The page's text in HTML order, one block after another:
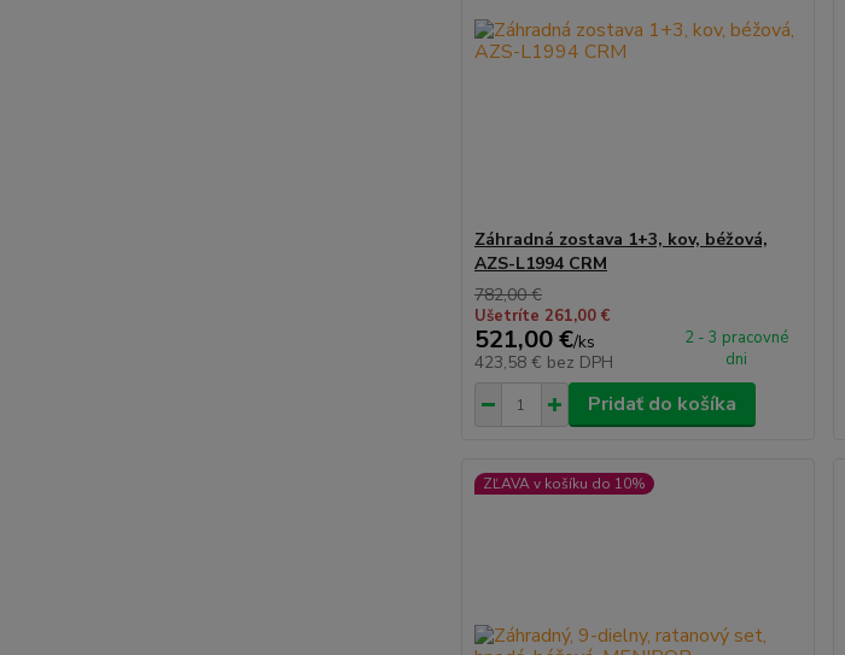
Záhradná zostava 1+3, kov, béžová,
AZS-L1994 CRM
782,00 €
Ušetríte 261,00 €
521,00 €/ks
423,58 € bez DPH
2 - 3 pracovné
dni
Pridať do košíka
ZĽAVA v košíku do 10%